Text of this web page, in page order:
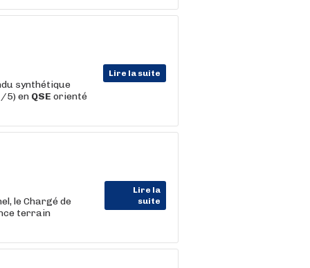
Lire la suite
synthétique
5) en QSE orienté
Lire la
suite
le Chargé de
terrain